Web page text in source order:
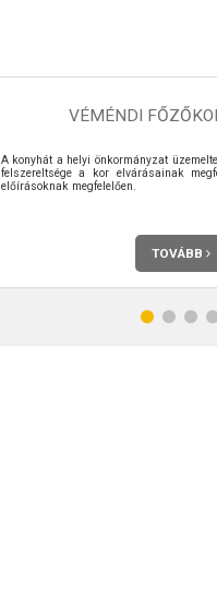
VÉMÉNDI
A konyhát a helyi önkormányzat
felszereltsége a kor elvárásainak
előírásoknak megfelelően.
TOVÁBB